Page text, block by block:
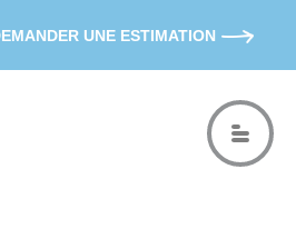
UNE ESTIMATION